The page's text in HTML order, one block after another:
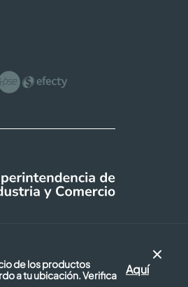
de los productos
a tu ubicación. Verifica
Aquí
y Privacidad |
de ética